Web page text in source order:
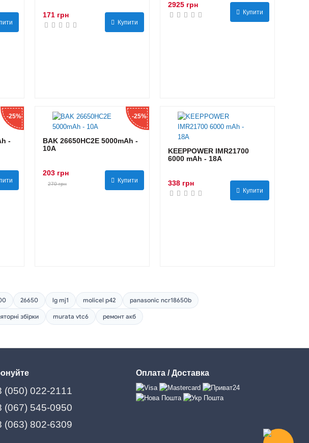
171 грн
Купити
2925 грн
Купити
-25%
-
-25%
BAK 26650HC2E 5000mAh -
10А
203 грн
270 грн Купити
KEEPPOWER IMR21700
6000 mAh - 18А
338 грн
Купити
26650 lg mj1 molicel p42 panasonic ncr18650b
збірки murata vtc6 ремонт акб
(050) 022-2111
(067) 545-0950
(063) 802-6309
Оплата / Доставка